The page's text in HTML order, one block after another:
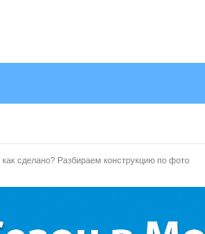
сделано? Разбираем конструкцию по фото